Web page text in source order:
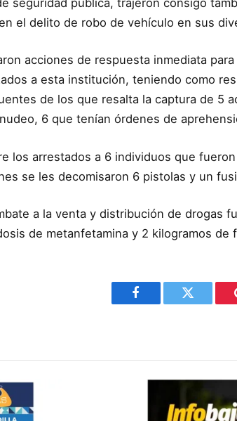
el delito de robo de vehículo en sus
acciones de respuesta inmediata
a esta institución, teniendo como
de los que resalta la captura de 5
6 que tenían órdenes de
los arrestados a 6 individuos que
se les decomisaron 6 pistolas y un
a la venta y distribución de drogas
de metanfetamina y 2 kilogramos de
Facebook Twitter